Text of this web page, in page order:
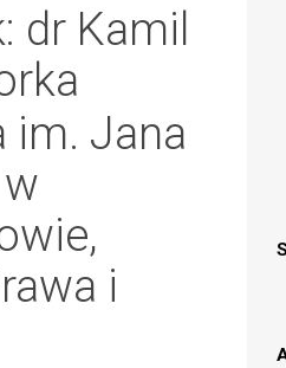
dr Kamil
im. Jana
i